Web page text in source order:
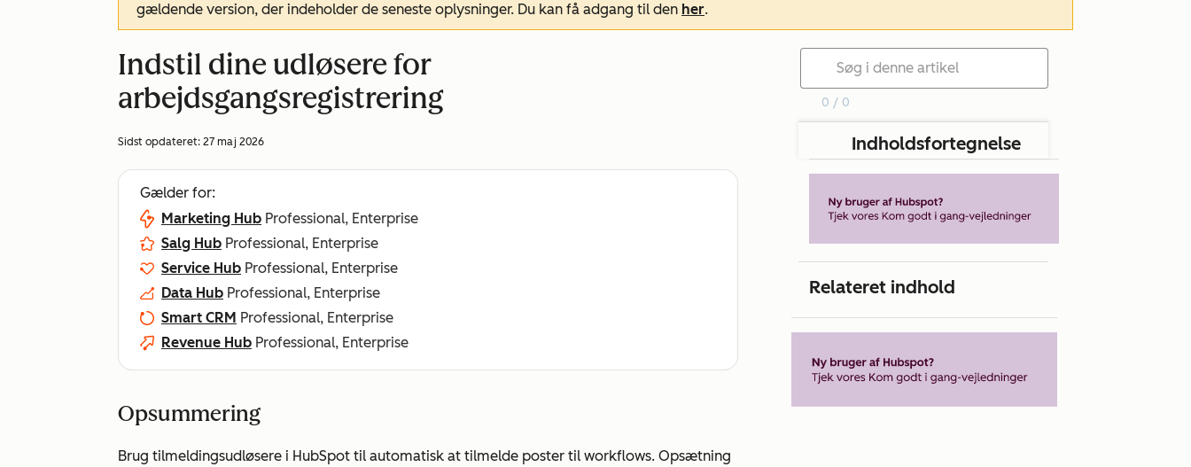
gældende version, der indeholder de seneste oplysninger. Du kan få adgang til den her.
Indstil dine udløsere for
arbejdsgangsregistrering
Sidst opdateret: 27 maj 2026
Gælder for:
Marketing Hub Professional, Enterprise
Salg Hub Professional, Enterprise
Service Hub Professional, Enterprise
Data Hub Professional, Enterprise
Smart CRM Professional, Enterprise
Revenue Hub Professional, Enterprise
Opsummering
Brug tilmeldingsudløsere i HubSpot til automatisk at tilmelde poster til workflows. Opsætning
0 / 0
Indholdsfortegnelse
Relateret indhold